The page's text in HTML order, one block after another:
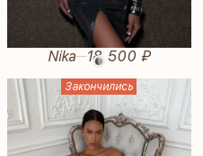
Nika—18 500 ₽
Закончились